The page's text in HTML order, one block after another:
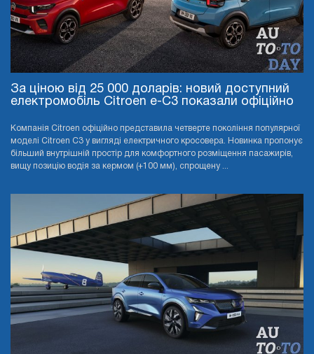
За ціною від 25 000 доларів: новий доступний
електромобіль Citroen e-C3 показали офіційно
Компанія Citroen офіційно представила четверте покоління популярної
моделі Citroen C3 у вигляді електричного кросовера. Новинка пропонує
більший внутрішній простір для комфортного розміщення пасажирів,
вищу позицію водія за кермом (+100 мм), спрощену ...